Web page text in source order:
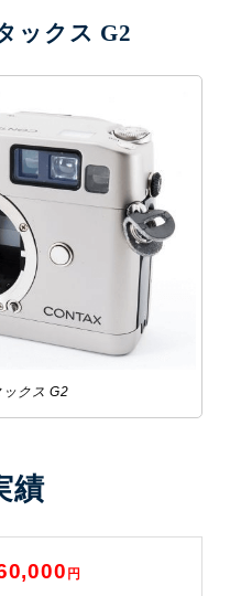
ックス G2
クス G2
績
円